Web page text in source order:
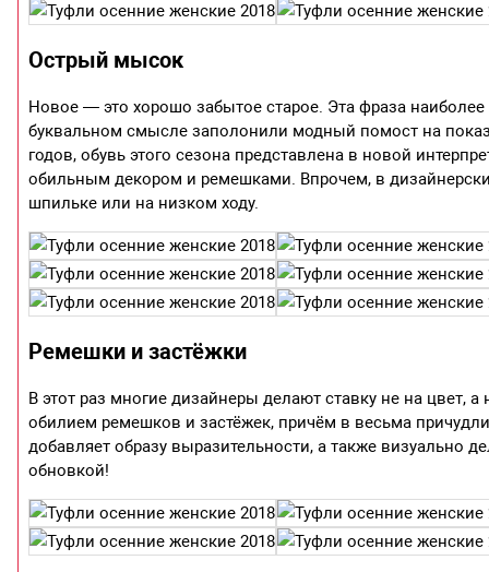
Острый мысок
Новое — это хорошо забытое старое. Эта фраза
буквальном смысле заполонили модный помост на
годов, обувь этого сезона представлена в новой
обильным декором и ремешками. Впрочем, в
шпильке или на низком ходу.
Ремешки и застёжки
В этот раз многие дизайнеры делают ставку не на цвет,
обилием ремешков и застёжек, причём в весьма
добавляет образу выразительности, а также визуально
обновкой!